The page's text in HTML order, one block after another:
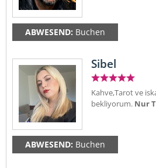
ABWESEND: Buchen
Sibel
Kahve,Tarot ve
bekliyorum. Nur
ABWESEND: Buchen